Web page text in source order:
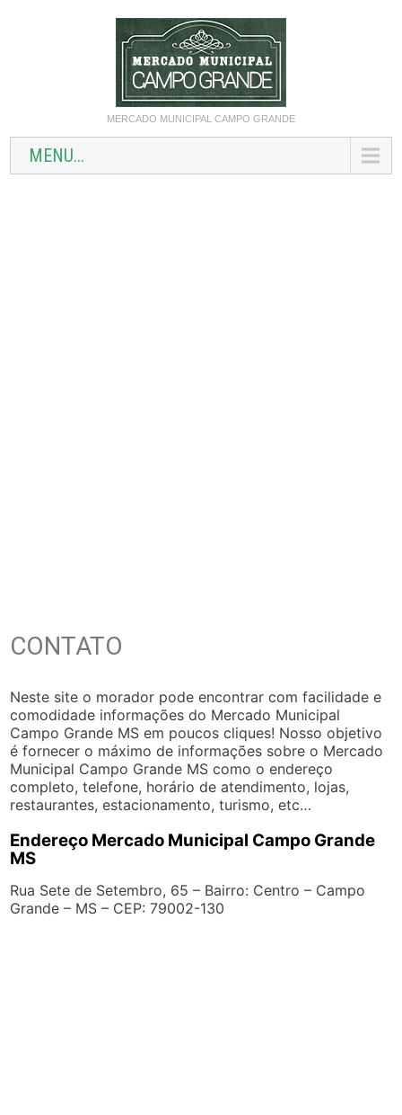
MERCADO MUNICIPAL CAMPO GRANDE
MENU...
CONTATO
Neste site o morador pode encontrar com facilidade e
comodidade informações do Mercado Municipal
Campo Grande MS em poucos cliques! Nosso objetivo
é fornecer o máximo de informações sobre o Mercado
Municipal Campo Grande MS como o endereço
completo, telefone, horário de atendimento, lojas,
restaurantes, estacionamento, turismo, etc…
Endereço Mercado Municipal Campo Grande
MS
Rua Sete de Setembro, 65 – Bairro: Centro – Campo
Grande – MS – CEP: 79002-130